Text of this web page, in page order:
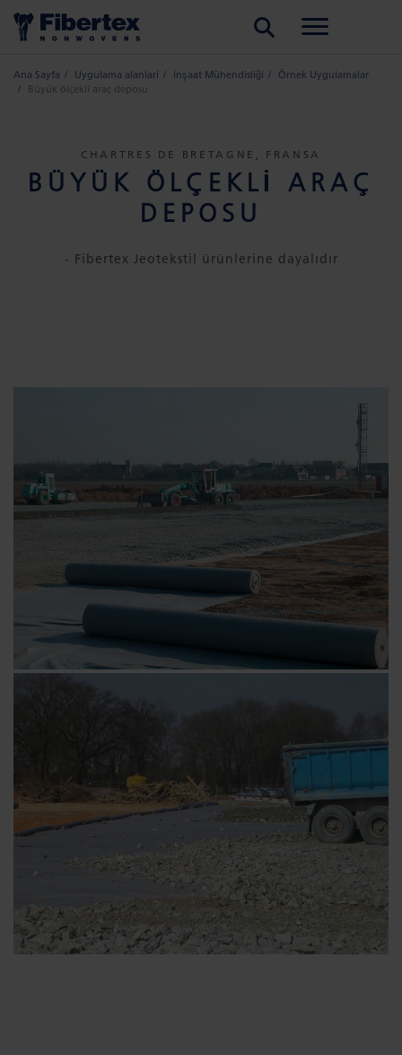
Ana Sayfa Uygulama alanlari İnşaat Mühendisliği
Örnek Uygulamalar
Büyük ölçekli araç deposu
CHARTRES DE BRETAGNE, FRANSA
BÜYÜK ÖLÇEKLI ARAÇ
DEPOSU
- Fibertex Jeotekstil ürünlerine dayalıdır